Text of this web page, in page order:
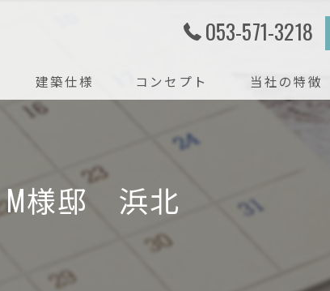
053-571-3218
建築仕様 コンセプト 当社の特徴
戸建て
リノベーション
様邸 浜北